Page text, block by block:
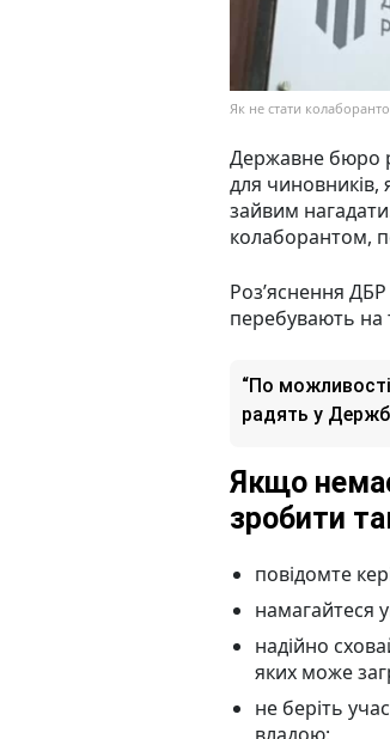
Як не стати
Державне бюро
для чиновників,
зайвим
колаборантом,
Роз’яснення
перебувають на
“По
радять у
Якщо
зробити
повідомте
намагайтеся
надійно
яких може
не беріть